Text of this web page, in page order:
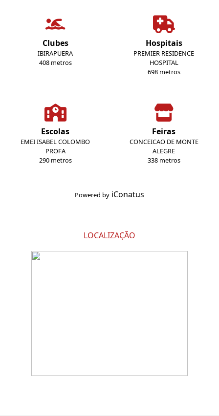
Clubes
IBIRAPUERA
408 metros
Hospitais
PREMIER RESIDENCE
HOSPITAL
698 metros
Escolas
EMEI ISABEL COLOMBO
PROFA
290 metros
Feiras
CONCEICAO DE MONTE
ALEGRE
338 metros
Powered by iConatus
LOCALIZAÇÃO